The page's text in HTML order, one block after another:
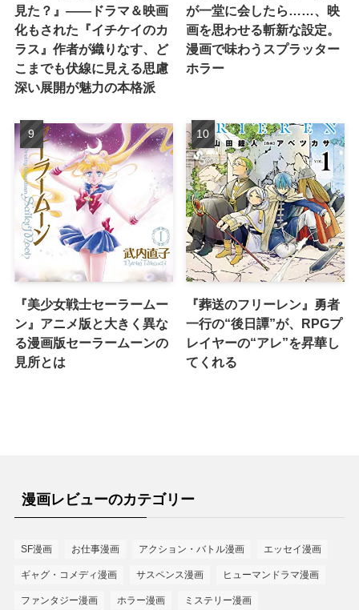
見た？』――ドラマ＆映画
化もされた『イチケイのカ
ラス』作者が織りなす、ど
こまでも伏線に見える思慮
深い展開が魅力の本格派
が一堂に会したら……、映
画を思わせる斬新な設定。
漫画で味わうスプラッター
ホラー
『美少女戦士セーラームー
ン』アニメ版と大きく異な
る漫画版セーラームーンの
見所とは
『葬送のフリーレン』勇者
一行の“後日譚”が、RPGプ
レイヤーの“アレ”を昇華し
てくれる
漫画レビューのカテゴリー
SF漫画 お仕事漫画 アクション・バトル漫画 エッセイ漫画
ギャグ・コメディ漫画 サスペンス漫画 ヒューマンドラマ漫画
ファンタジー漫画 ホラー漫画 ミステリー漫画